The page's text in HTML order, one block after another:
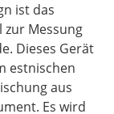
ist das
zur Messung
Dieses Gerät
estnischen
aus
Es wird